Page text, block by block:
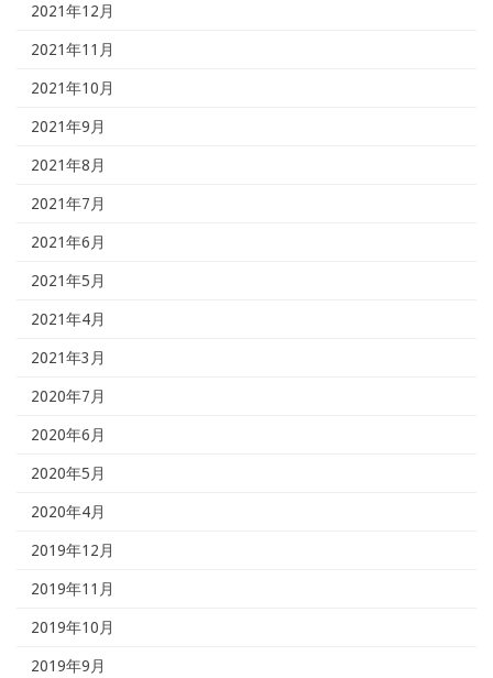
2021年12月
2021年11月
2021年10月
2021年9月
2021年8月
2021年7月
2021年6月
2021年5月
2021年4月
2021年3月
2020年7月
2020年6月
2020年5月
2020年4月
2019年12月
2019年11月
2019年10月
2019年9月